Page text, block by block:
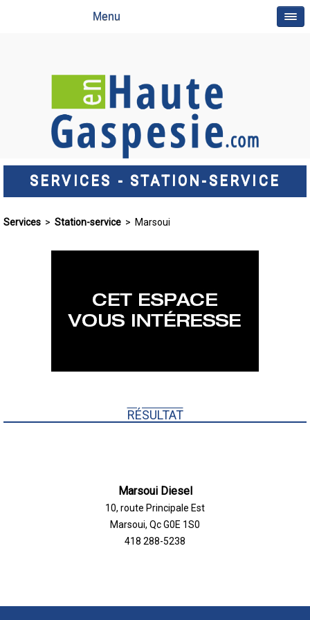
Menu
SERVICES - STATION-SERVICE
Services > Station-service > Marsoui
RÉSULTAT
Marsoui Diesel
10, route Principale Est
Marsoui, Qc G0E 1S0
418 288-5238